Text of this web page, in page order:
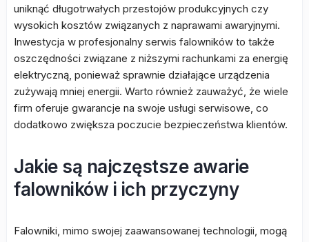
uniknąć długotrwałych przestojów produkcyjnych czy
wysokich kosztów związanych z naprawami awaryjnymi.
Inwestycja w profesjonalny serwis falowników to także
oszczędności związane z niższymi rachunkami za energię
elektryczną, ponieważ sprawnie działające urządzenia
zużywają mniej energii. Warto również zauważyć, że wiele
firm oferuje gwarancje na swoje usługi serwisowe, co
dodatkowo zwiększa poczucie bezpieczeństwa klientów.
Jakie są najczęstsze awarie
falowników i ich przyczyny
Falowniki, mimo swojej zaawansowanej technologii, mogą